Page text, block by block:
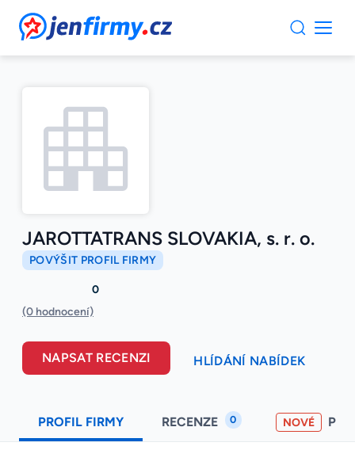
JenFirmy.cz
JAROTTATRANS SLOVAKIA, s. r. o.
POVÝŠIT PROFIL FIRMY
0
(0 hodnocení)
NAPSAT RECENZI HLÍDÁNÍ NABÍDEK
PROFIL FIRMY RECENZE 0 NOVÉ